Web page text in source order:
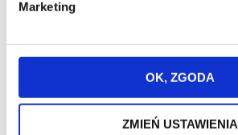
Marketing
OK, ZGODA
ZMIEŃ USTAWIENIA